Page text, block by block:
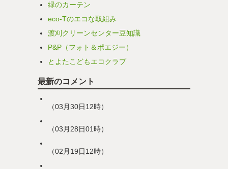
緑のカーテン
eco-Tのエコな取組み
渡刈クリーンセンター豆知識
P&P（フォト＆ポエジー）
とよたこどもエコクラブ
最新のコメント
（03月30日12時）
（03月28日01時）
（02月19日12時）